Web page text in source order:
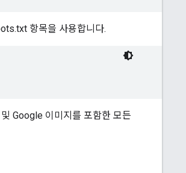
항목을 사용합니다.
Google 이미지를 포함한 모든